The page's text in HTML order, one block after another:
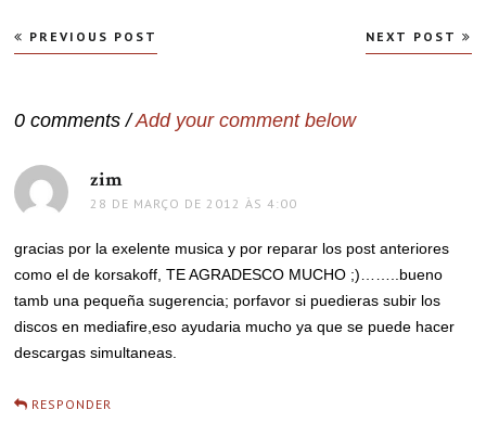
Navegação
de
PREVIOUS POST NEXT POST
0 comments /Add your comment below
zim
28 DE MARÇO DE 2012 ÀS 4:00
gracias por la exelente musica y por reparar los post anteriores
como el de korsakoff, TE AGRADESCO MUCHO ;)……..bueno
tamb una pequeña sugerencia; porfavor si puedieras subir los
discos en mediafire,eso ayudaria mucho ya que se puede hacer
descargas simultaneas.
RESPONDER